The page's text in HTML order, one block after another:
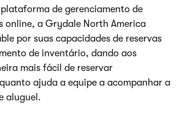
de gerenciamento de
online, a Grydale North America
por suas capacidades de reservas
de inventário, dando aos
mais fácil de reservar
ajuda a equipe a acompanhar a
aluguel.